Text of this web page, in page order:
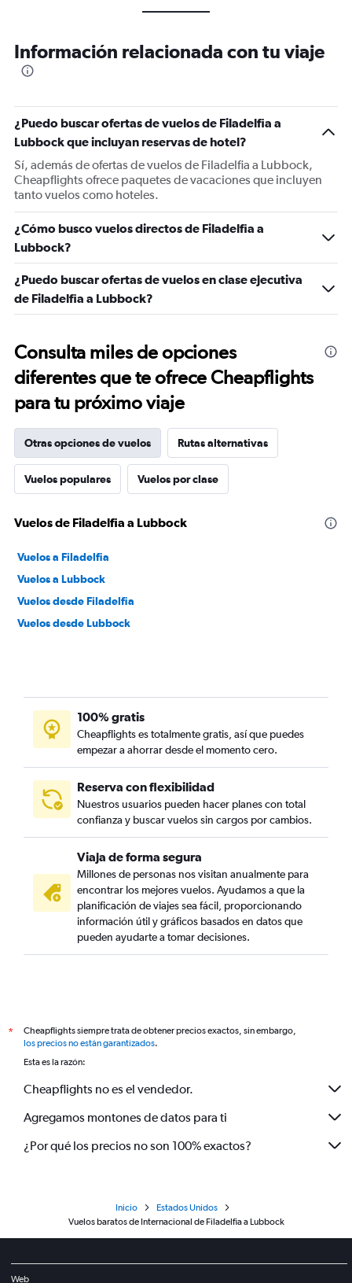
Información relacionada con tu viaje
¿Puedo buscar ofertas de vuelos de Filadelfia a
Lubbock que incluyan reservas de hotel?
Sí, además de ofertas de vuelos de Filadelfia a Lubbock,
Cheapflights ofrece paquetes de vacaciones que incluyen
tanto vuelos como hoteles.
¿Cómo busco vuelos directos de Filadelfia a
Lubbock?
¿Puedo buscar ofertas de vuelos en clase ejecutiva
de Filadelfia a Lubbock?
Consulta miles de opciones
diferentes que te ofrece Cheapflights
para tu próximo viaje
Otras opciones de vuelos Rutas alternativas
Vuelos populares Vuelos por clase
Vuelos de Filadelfia a Lubbock
Vuelos a Filadelfia
Vuelos a Lubbock
Vuelos desde Filadelfia
Vuelos desde Lubbock
100% gratis
Cheapflights es totalmente gratis, así que puedes
empezar a ahorrar desde el momento cero.
Reserva con flexibilidad
Nuestros usuarios pueden hacer planes con total
confianza y buscar vuelos sin cargos por cambios.
Viaja de forma segura
Millones de personas nos visitan anualmente para
encontrar los mejores vuelos. Ayudamos a que la
planificación de viajes sea fácil, proporcionando
información útil y gráficos basados en datos que
pueden ayudarte a tomar decisiones.
*
Cheapflights siempre trata de obtener precios exactos, sin embargo,
los precios no están garantizados.
Esta es la razón:
Cheapflights no es el vendedor.
Agregamos montones de datos para ti
¿Por qué los precios no son 100% exactos?
Inicio
Estados Unidos
Vuelos baratos de Internacional de Filadelfia a Lubbock
Web